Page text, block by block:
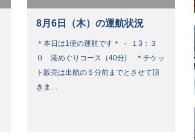
8月6日（木）の運航状況
＊本日は1便の運航です＊ ・ １3：３
０ 港めぐりコース（40分) ＊チケッ
ト販売は出航の５分前までとさせて頂
きま…